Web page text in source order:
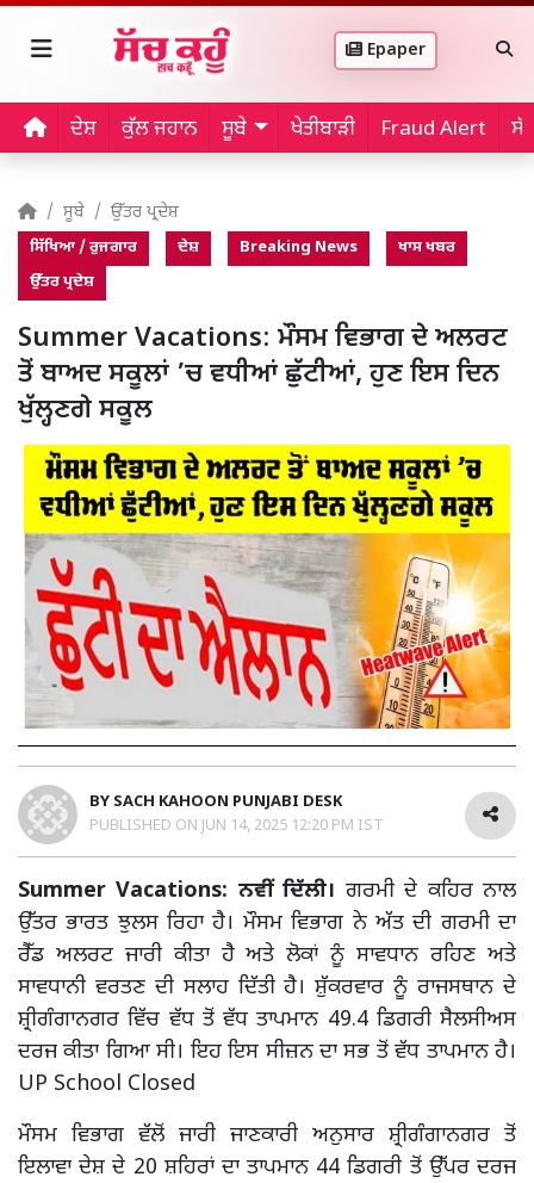
Epaper
ਦੇਸ਼ ਕੁੱਲ ਜਹਾਨ ਸੂਬੇ ਖੇਤੀਬਾੜੀ Fraud Alert
ਸੂਬੇ ਉੱਤਰ ਪ੍ਰਦੇਸ਼
ਸਿੱਖਿਆ / ਰੁਜਗਾਰ ਦੇਸ਼ Breaking News
ਖਾਸ ਖਬਰ
ਉੱਤਰ ਪ੍ਰਦੇਸ਼
Summer Vacations: ਮੌਸਮ ਵਿਭਾਗ ਦੇ ਅਲਰਟ
ਤੋਂ ਬਾਅਦ ਸਕੂਲਾਂ ’ਚ ਵਧੀਆਂ ਛੁੱਟੀਆਂ, ਹੁਣ ਇਸ ਦਿਨ
ਖੁੱਲ੍ਹਣਗੇ ਸਕੂਲ
BY SACH KAHOON PUNJABI DESK
PUBLISHED ON JUN 14, 2025 12:20 PM IST
Summer Vacations: ਨਵੀਂ ਦਿੱਲੀ। ਗਰਮੀ ਦੇ ਕਹਿਰ ਨਾਲ
ਉੱਤਰ ਭਾਰਤ ਝੁਲਸ ਰਿਹਾ ਹੈ। ਮੌਸਮ ਵਿਭਾਗ ਨੇ ਅੱਤ ਦੀ ਗਰਮੀ ਦਾ
ਰੈੱਡ ਅਲਰਟ ਜਾਰੀ ਕੀਤਾ ਹੈ ਅਤੇ ਲੋਕਾਂ ਨੂੰ ਸਾਵਧਾਨ ਰਹਿਣ ਅਤੇ
ਸਾਵਧਾਨੀ ਵਰਤਣ ਦੀ ਸਲਾਹ ਦਿੱਤੀ ਹੈ। ਸ਼ੁੱਕਰਵਾਰ ਨੂੰ ਰਾਜਸਥਾਨ ਦੇ
ਸ਼੍ਰੀਗੰਗਾਨਗਰ ਵਿੱਚ ਵੱਧ ਤੋਂ ਵੱਧ ਤਾਪਮਾਨ 49.4 ਡਿਗਰੀ ਸੈਲਸੀਅਸ
ਦਰਜ ਕੀਤਾ ਗਿਆ ਸੀ। ਇਹ ਇਸ ਸੀਜ਼ਨ ਦਾ ਸਭ ਤੋਂ ਵੱਧ ਤਾਪਮਾਨ ਹੈ।
UP School Closed
ਮੌਸਮ ਵਿਭਾਗ ਵੱਲੋਂ ਜਾਰੀ ਜਾਣਕਾਰੀ ਅਨੁਸਾਰ ਸ਼੍ਰੀਗੰਗਾਨਗਰ ਤੋਂ
ਇਲਾਵਾ ਦੇਸ਼ ਦੇ 20 ਸ਼ਹਿਰਾਂ ਦਾ ਤਾਪਮਾਨ 44 ਡਿਗਰੀ ਤੋਂ ਉੱਪਰ ਦਰਜ